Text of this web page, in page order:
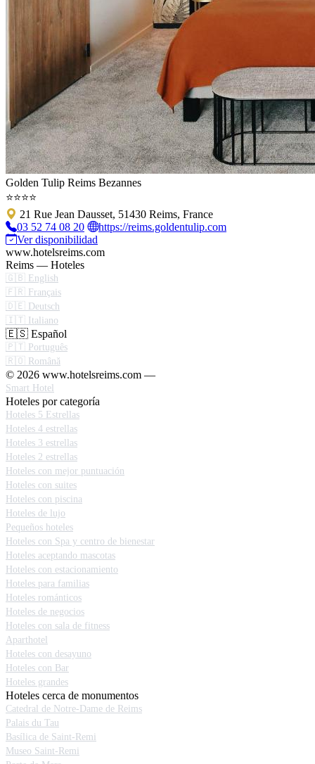
Golden Tulip Reims Bezannes
⭐⭐⭐⭐
21 Rue Jean Dausset, 51430 Reims, France
03 52 74 08 20
https://reims.goldentulip.com
Ver disponibilidad
www.hotelsreims.com
Reims — Hoteles
🇬🇧 English
🇫🇷 Français
🇩🇪 Deutsch
🇮🇹 Italiano
🇪🇸 Español
🇵🇹 Português
🇷🇴 Română
© 2026 www.hotelsreims.com —
Smart Hotel
Hoteles por categoría
Hoteles 5 Estrellas
Hoteles 4 estrellas
Hoteles 3 estrellas
Hoteles 2 estrellas
Hoteles con mejor puntuación
Hoteles con suites
Hoteles con piscina
Hoteles de lujo
Pequeños hoteles
Hoteles con Spa y centro de bienestar
Hoteles aceptando mascotas
Hoteles con estacionamiento
Hoteles para familias
Hoteles románticos
Hoteles de negocios
Hoteles con sala de fitness
Aparthotel
Hoteles con desayuno
Hoteles con Bar
Hoteles grandes
Hoteles cerca de monumentos
Catedral de Notre-Dame de Reims
Palais du Tau
Basílica de Saint-Remi
Museo Saint-Remi